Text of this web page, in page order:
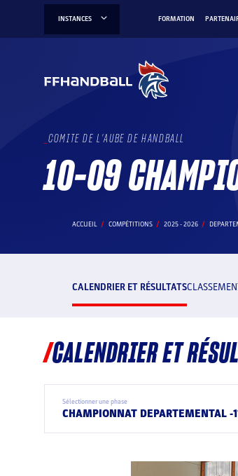
INSTANCES FORMATION
COMITE DE L'AUBE DE HANDBALL
10-09
ACCUEIL COMPÉTITIONS 2025 - 2026
CALENDRIER ET RÉSULTATS
CALENDRIER ET
Sélectionner une phase
CHAMPIONNAT DEPARTEMENTAL -